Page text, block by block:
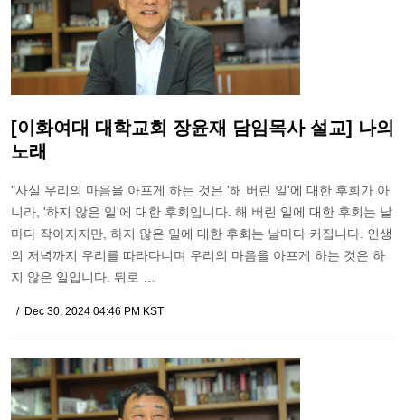
[이화여대 대학교회 장윤재 담임목사 설교] 나의
노래
"사실 우리의 마음을 아프게 하는 것은 '해 버린 일'에 대한 후회가 아
니라, '하지 않은 일'에 대한 후회입니다. 해 버린 일에 대한 후회는 날
마다 작아지지만, 하지 않은 일에 대한 후회는 날마다 커집니다. 인생
의 저녁까지 우리를 따라다니며 우리의 마음을 아프게 하는 것은 하
지 않은 일입니다. 뒤로 …
Dec 30, 2024 04:46 PM KST